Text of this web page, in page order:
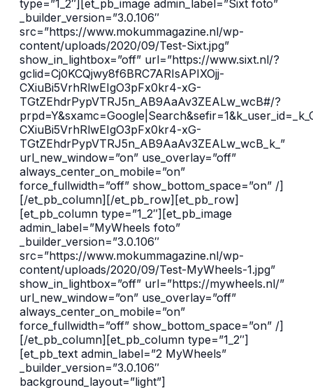
type=”1_2″][et_pb_image admin_label=”Sixt foto”
_builder_version=”3.0.106″
src=”https://www.mokummagazine.nl/wp-
content/uploads/2020/09/Test-Sixt.jpg”
show_in_lightbox=”off” url=”https://www.sixt.nl/?
gclid=Cj0KCQjwy8f6BRC7ARIsAPIXOjj-
CXiuBi5VrhRlwEIgO3pFx0kr4-xG-
TGtZEhdrPypVTRJ5n_AB9AaAv3ZEALw_wcB#/?
CXiuBi5VrhRlwEIgO3pFx0kr4-xG-
TGtZEhdrPypVTRJ5n_AB9AaAv3ZEALw_wcB_k_”
url_new_window=”on” use_overlay=”off”
always_center_on_mobile=”on”
force_fullwidth=”off” show_bottom_space=”on” /]
[/et_pb_column][/et_pb_row][et_pb_row]
[et_pb_column type=”1_2″][et_pb_image
admin_label=”MyWheels foto”
_builder_version=”3.0.106″
src=”https://www.mokummagazine.nl/wp-
content/uploads/2020/09/Test-MyWheels-1.jpg”
show_in_lightbox=”off” url=”https://mywheels.nl/”
url_new_window=”on” use_overlay=”off”
always_center_on_mobile=”on”
force_fullwidth=”off” show_bottom_space=”on” /]
[/et_pb_column][et_pb_column type=”1_2″]
[et_pb_text admin_label=”2 MyWheels”
_builder_version=”3.0.106″
background_layout=”light”]